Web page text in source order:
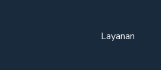
Layanan